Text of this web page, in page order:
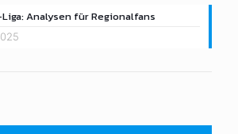
Analysen für Regionalfans